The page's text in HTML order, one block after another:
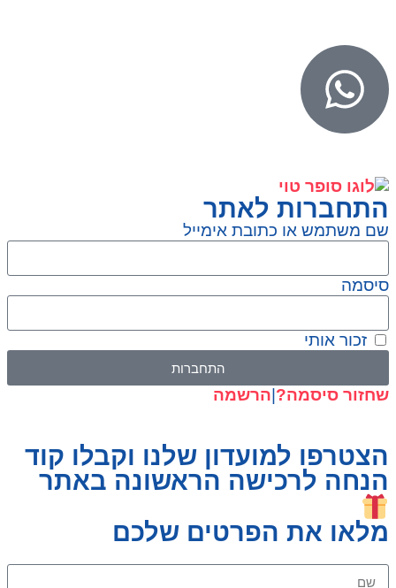
התחברות לאתר
שם משתמש או כתובת אימייל
סיסמה
זכור אותי
התחברות
שחזור סיסמה? הרשמה
הצטרפו למועדון שלנו וקבלו קוד
הנחה לרכישה הראשונה באתר
מלאו את הפרטים שלכם